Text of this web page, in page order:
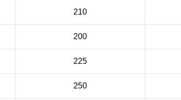
210
200
225
250